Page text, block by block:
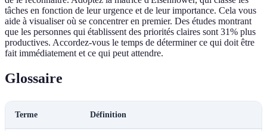
tâches en fonction de leur urgence et de leur importance. Cela vous
aide à visualiser où se concentrer en premier. Des études montrant
que les personnes qui établissent des priorités claires sont 31% plus
productives. Accordez-vous le temps de déterminer ce qui doit être
fait immédiatement et ce qui peut attendre.
Glossaire
Terme Définition